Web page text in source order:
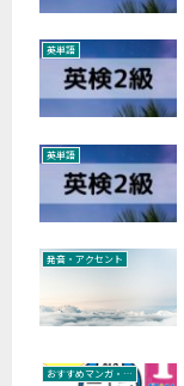
英単語
英単語
発音・アクセント
おすすめマンガ・絵本